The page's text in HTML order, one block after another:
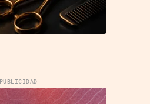
PUBLICIDAD